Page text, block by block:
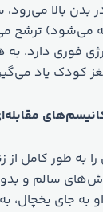
بالا
می‌شود) ترشح
فوری دارد.
کودک یاد
به طور کامل
سالم و
به جای یخچال،